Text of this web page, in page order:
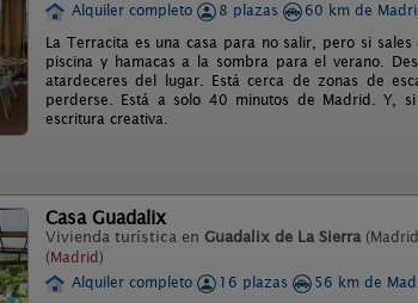
Alquiler completo
8 plazas
60 km de
La Terracita es una casa para no salir, pero si
piscina y hamacas a la sombra para el verano.
atardeceres del lugar. Está cerca de zonas de
perderse. Está a solo 40 minutos de Madrid. Y,
escritura creativa.
Casa Guadalix
Vivienda turística en Guadalix de La Sierra
(Madrid)
Alquiler completo 16 plazas
56 km de